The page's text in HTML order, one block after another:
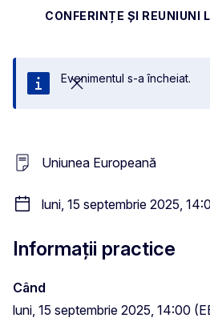
CONFERINȚE ȘI REUNIUNI
Închideți
Evenimentul s-a încheiat.
Uniunea Europeană
luni, 15 septembrie 2025,
Informații practice
Când
luni, 15 septembrie 2025, 14:00